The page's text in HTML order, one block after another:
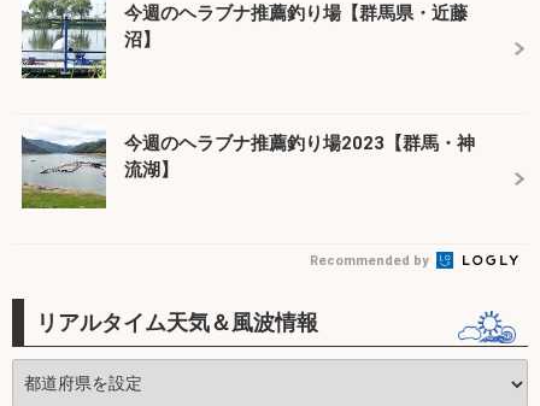
今週のヘラブナ推薦釣り場【群馬県・近藤
沼】
今週のヘラブナ推薦釣り場2023【群馬・神
流湖】
Recommended by
リアルタイム天気＆風波情報